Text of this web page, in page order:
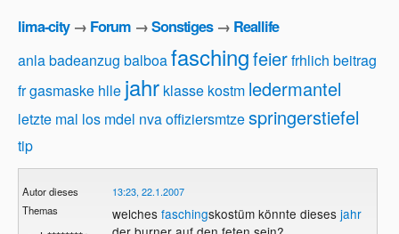
lima-city→ Forum →Sonstiges→ Reallife
anlabadeanzug balboafaschingfeierfrhlich beitrag
frgasmaske hlle jahr klasse kostm ledermantel
letzte mal los mdel nvaoffiziersmtzespringerstiefel
tip
Autor dieses
Themas
13:23, 22.1.2007
welches faschingskostüm könnte dieses jahr